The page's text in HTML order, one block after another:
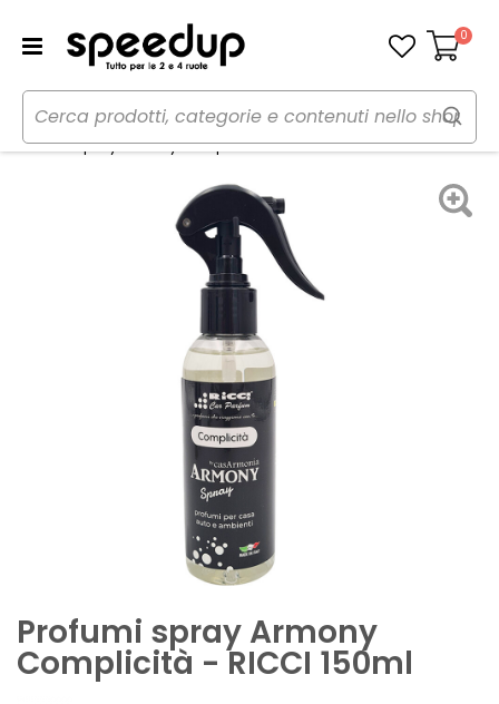
Carrello
0
Home Auto Cura dell'auto
Profumi
Profumi spray Armony Complicità - RICCI
Profumi spray Armony
Complicità - RICCI 150ml